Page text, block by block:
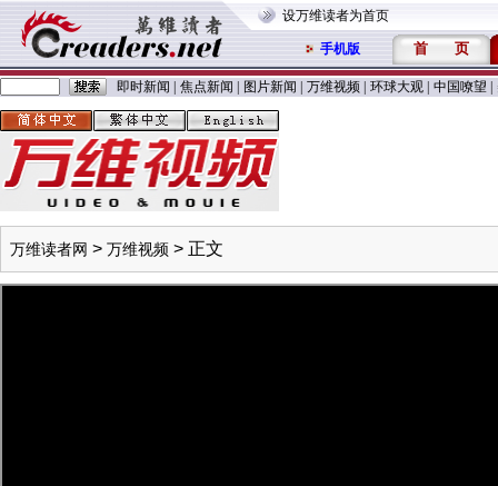
设万维读者为首页
手机版 首 页
即时新闻 焦点新闻 图片新闻 万维视频 环球大观 中国嘹望
万维读者网 > 万维视频 > 正文